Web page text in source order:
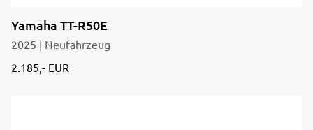
Yamaha TT-R50E
2025 | Neufahrzeug
2.185,- EUR